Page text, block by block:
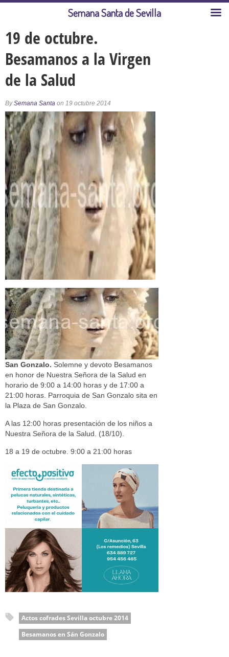
19 de octubre.
Besamanos a la Virgen
de la Salud
BySemana Santa on 19 octubre 2014
San Gonzalo. Solemne y devoto Besamanos
en honor de Nuestra Señora de la Salud en
horario de 9:00 a 14:00 horas y de 17:00 a
21:00 horas. Parroquia de San Gonzalo sita en
la Plaza de San Gonzalo.
A las 12:00 horas presentación de los niños a
Nuestra Señora de la Salud. (18/10).
18 a 19 de octubre. 9:00 a 21:00 horas
Actos cofrades Sevilla octubre 2014
Besamanos en Sán Gonzalo
Semana Santa de Sevilla